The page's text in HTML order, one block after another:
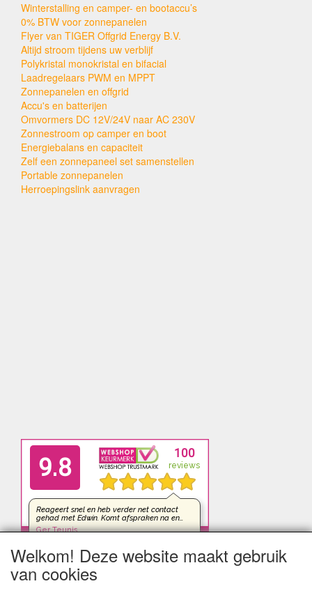
Winterstalling en camper- en bootaccu’s
0% BTW voor zonnepanelen
Flyer van TIGER Offgrid Energy B.V.
Altijd stroom tijdens uw verblijf
Polykristal monokristal en bifacial
Laadregelaars PWM en MPPT
Zonnepanelen en offgrid
Accu's en batterijen
Omvormers DC 12V/24V naar AC 230V
Zonnestroom op camper en boot
Energiebalans en capaciteit
Zelf een zonnepaneel set samenstellen
Portable zonnepanelen
Herroepingslink aanvragen
Welkom! Deze website maakt gebruik
van cookies